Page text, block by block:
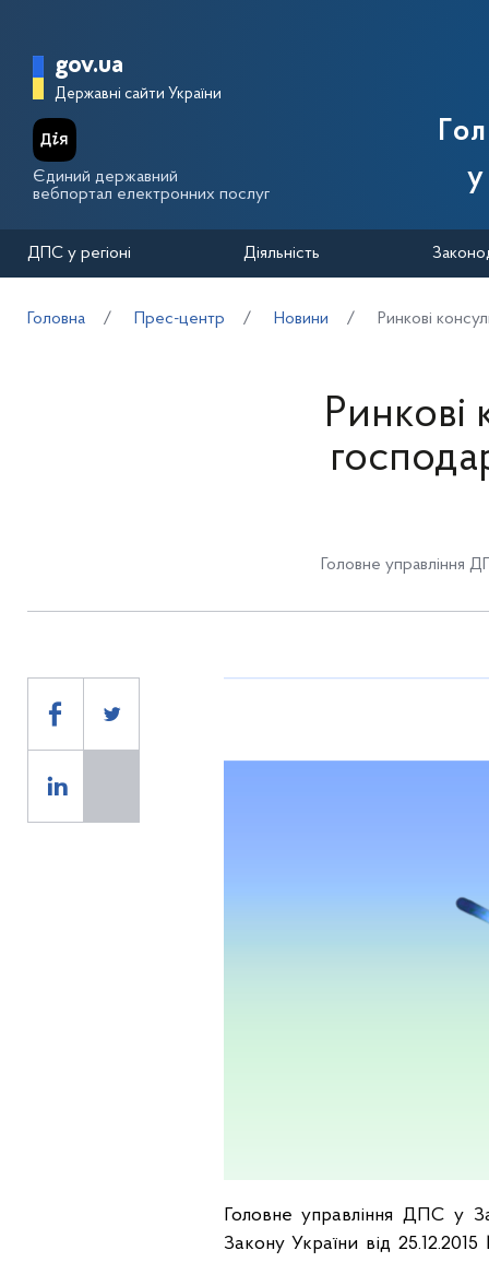
Головна сторінка Державної
gov.ua
Державні сайти України
Єдиний державний
вебпортал електронних послуг
ДПС у регіоні Діяльність
Головна Прес-центр Новини Ринкові
Ринкові
Головне управління
Головне управління ДПС у
Закону України від